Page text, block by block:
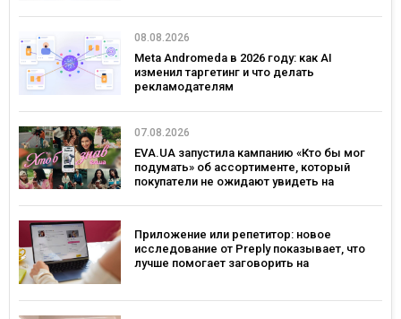
08.08.2026
Meta Andromeda в 2026 году: как AI
изменил таргетинг и что делать
рекламодателям
07.08.2026
EVA.UA запустила кампанию «Кто бы мог
подумать» об ассортименте, который
покупатели не ожидают увидеть на
Приложение или репетитор: новое
исследование от Preply показывает, что
лучше помогает заговорить на